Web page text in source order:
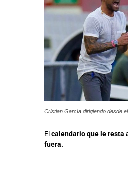
Cristian García dirigiendo desde
El calendario que le resta
fuera.